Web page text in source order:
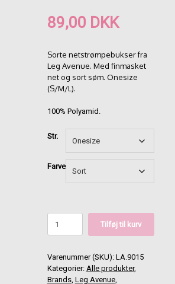
89,00 DKK
Sorte netstrømpebukser fra
Leg Avenue. Med finmasket
net og sort søm. Onesize
(S/M/L).
100% Polyamid.
Str.
Farve
AVENUE
Tilføj til kurv
Varenummer (SKU): LA.9015
Kategorier: Alle produkter,
Brands, Leg Avenue,